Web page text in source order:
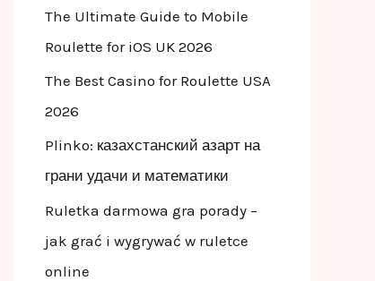
The Ultimate Guide to Mobile
Roulette for iOS UK 2026
The Best Casino for Roulette USA
2026
Plinko: казахстанский азарт на
грани удачи и математики
Ruletka darmowa gra porady –
jak grać i wygrywać w ruletce
online